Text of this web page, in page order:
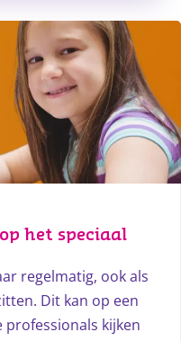
het speciaal
regelmatig, ook als
Dit kan op een
professionals kijken